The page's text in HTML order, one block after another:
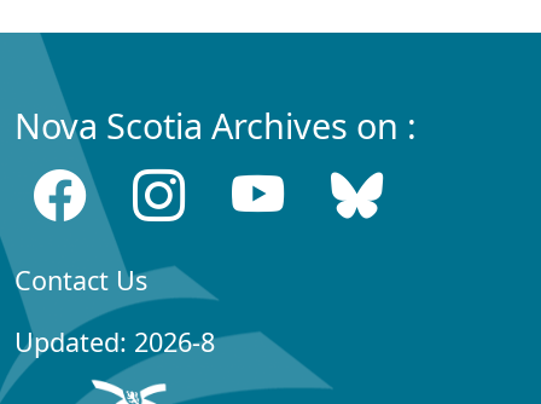
Nova Scotia Archives on :
Contact Us
Updated: 2026-8